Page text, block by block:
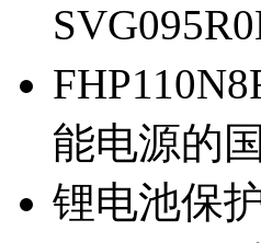
能电源的
锂电池保